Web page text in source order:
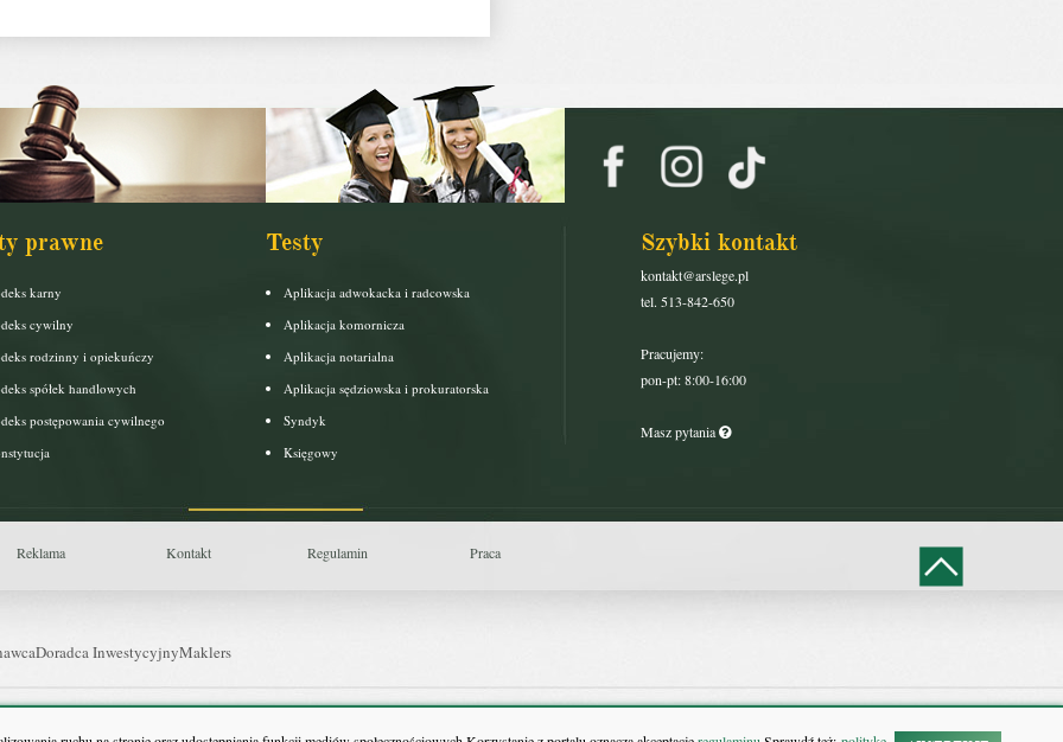
prawne
karny
cywilny
rodzinny i opiekuńczy
spółek handlowych
postępowania cywilnego
Testy
Aplikacja adwokacka i radcowska
Aplikacja komornicza
Aplikacja notarialna
Aplikacja sędziowska i prokuratorska
Syndyk
Księgowy
Szybki kontakt
kontakt@arslege.pl
tel. 513-842-650
Pracujemy:
pon-pt: 8:00-16:00
Masz pytania
Reklama Kontakt Regulamin Praca
Doradca InwestycyjnyMaklers